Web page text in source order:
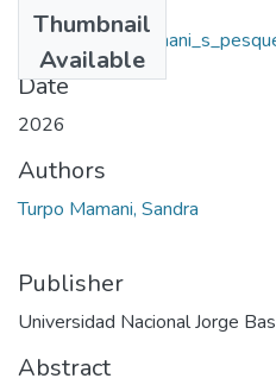
Thumbnail
Available
Date
2026
Authors
Turpo Mamani, Sandra
Publisher
Universidad Nacional Jorge
Abstract